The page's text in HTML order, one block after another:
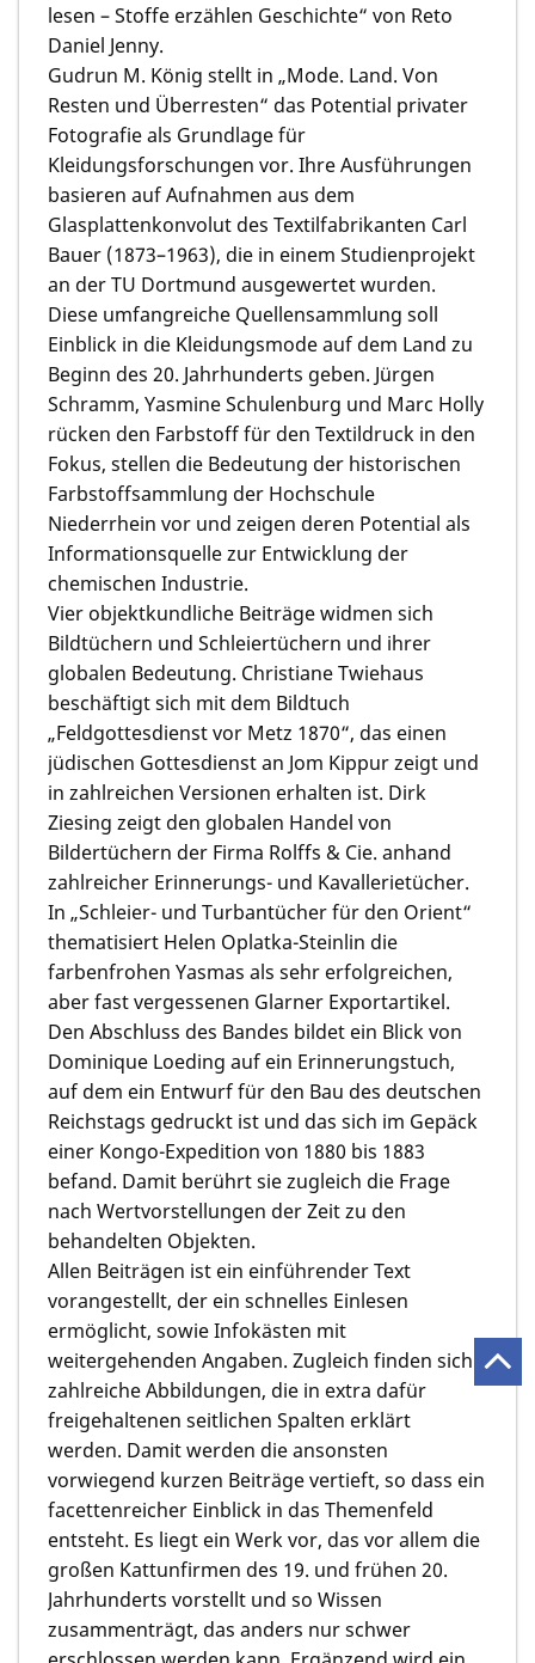
lesen – Stoffe erzählen Geschichte“ von Reto
Daniel Jenny.
Gudrun M. König stellt in „Mode. Land. Von
Resten und Überresten“ das Potential privater
Fotografie als Grundlage für
Kleidungsforschungen vor. Ihre Ausführungen
basieren auf Aufnahmen aus dem
Glasplattenkonvolut des Textilfabrikanten Carl
Bauer (1873–1963), die in einem Studienprojekt
an der TU Dortmund ausgewertet wurden.
Diese umfangreiche Quellensammlung soll
Einblick in die Kleidungsmode auf dem Land zu
Beginn des 20. Jahrhunderts geben. Jürgen
Schramm, Yasmine Schulenburg und Marc Holly
rücken den Farbstoff für den Textildruck in den
Fokus, stellen die Bedeutung der historischen
Farbstoffsammlung der Hochschule
Niederrhein vor und zeigen deren Potential als
Informationsquelle zur Entwicklung der
chemischen Industrie.
Vier objektkundliche Beiträge widmen sich
Bildtüchern und Schleiertüchern und ihrer
globalen Bedeutung. Christiane Twiehaus
beschäftigt sich mit dem Bildtuch
„Feldgottesdienst vor Metz 1870“, das einen
jüdischen Gottesdienst an Jom Kippur zeigt und
in zahlreichen Versionen erhalten ist. Dirk
Ziesing zeigt den globalen Handel von
Bildertüchern der Firma Rolffs & Cie. anhand
zahlreicher Erinnerungs- und Kavallerietücher.
In „Schleier- und Turbantücher für den Orient“
thematisiert Helen Oplatka-Steinlin die
farbenfrohen Yasmas als sehr erfolgreichen,
aber fast vergessenen Glarner Exportartikel.
Den Abschluss des Bandes bildet ein Blick von
Dominique Loeding auf ein Erinnerungstuch,
auf dem ein Entwurf für den Bau des deutschen
Reichstags gedruckt ist und das sich im Gepäck
einer Kongo-Expedition von 1880 bis 1883
befand. Damit berührt sie zugleich die Frage
nach Wertvorstellungen der Zeit zu den
behandelten Objekten.
Allen Beiträgen ist ein einführender Text
vorangestellt, der ein schnelles Einlesen
ermöglicht, sowie Infokästen mit
weitergehenden Angaben. Zugleich finden sich
zahlreiche Abbildungen, die in extra dafür
freigehaltenen seitlichen Spalten erklärt
werden. Damit werden die ansonsten
vorwiegend kurzen Beiträge vertieft, so dass ein
facettenreicher Einblick in das Themenfeld
entsteht. Es liegt ein Werk vor, das vor allem die
großen Kattunfirmen des 19. und frühen 20.
Jahrhunderts vorstellt und so Wissen
zusammenträgt, das anders nur schwer